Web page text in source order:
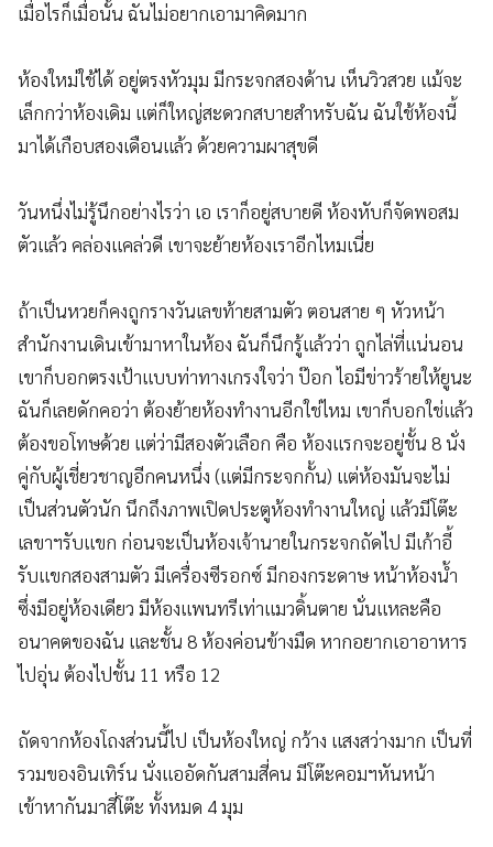
เมื่อไรก็เมื่อนั้น ฉันไม่อยากเอามาคิดมาก
ห้องใหม่ใช้ได้ อยู่ตรงหัวมุม มีกระจกสองด้าน เห็นวิวสวย แม้จะ
เล็กกว่าห้องเดิม แต่ก็ใหญ่สะดวกสบายสำหรับฉัน ฉันใช้ห้องนี้
มาได้เกือบสองเดือนแล้ว ด้วยความผาสุขดี
วันหนึ่งไม่รู้นึกอย่างไรว่า เอ เราก็อยู่สบายดี ห้องหับก็จัดพอสม
ตัวแล้ว คล่องแคล่วดี เขาจะย้ายห้องเราอีกไหมเนี่ย
ถ้าเป็นหวยก็คงถูกรางวันเลขท้ายสามตัว ตอนสาย ๆ หัวหน้า
สำนักงานเดินเข้ามาหาในห้อง ฉันก็นึกรู้แล้วว่า ถูกไล่ที่แน่นอน
เขาก็บอกตรงเป้าแบบท่าทางเกรงใจว่า ป๊อก ไอมีข่าวร้ายให้ยูนะ
ฉันก็เลยดักคอว่า ต้องย้ายห้องทำงานอีกใช่ไหม เขาก็บอกใช่แล้ว
ต้องขอโทษด้วย แต่ว่ามีสองตัวเลือก คือ ห้องแรกจะอยู่ชั้น 8 นั่ง
คู่กับผู้เชี่ยวชาญอีกคนหนึ่ง (แต่มีกระจกกั้น) แต่ห้องมันจะไม่
เป็นส่วนตัวนัก นึกถึงภาพเปิดประตูห้องทำงานใหญ่ แล้วมีโต๊ะ
เลขาฯรับแขก ก่อนจะเป็นห้องเจ้านายในกระจกถัดไป มีเก้าอี้
รับแขกสองสามตัว มีเครื่องซีรอกซ์ มีกองกระดาษ หน้าห้องน้ำ
ซึ่งมีอยู่ห้องเดียว มีห้องแพนทรีเท่าแมวดิ้นตาย นั่นแหละคือ
อนาคตของฉัน และชั้น 8 ห้องค่อนข้างมืด หากอยากเอาอาหาร
ไปอุ่น ต้องไปชั้น 11 หรือ 12
ถัดจากห้องโถงส่วนนี้ไป เป็นห้องใหญ่ กว้าง แสงสว่างมาก เป็นที่
รวมของอินเทิร์น นั่งแออัดกันสามสี่คน มีโต๊ะคอมฯหันหน้า
เข้าหากันมาสี่โต๊ะ ทั้งหมด 4 มุม